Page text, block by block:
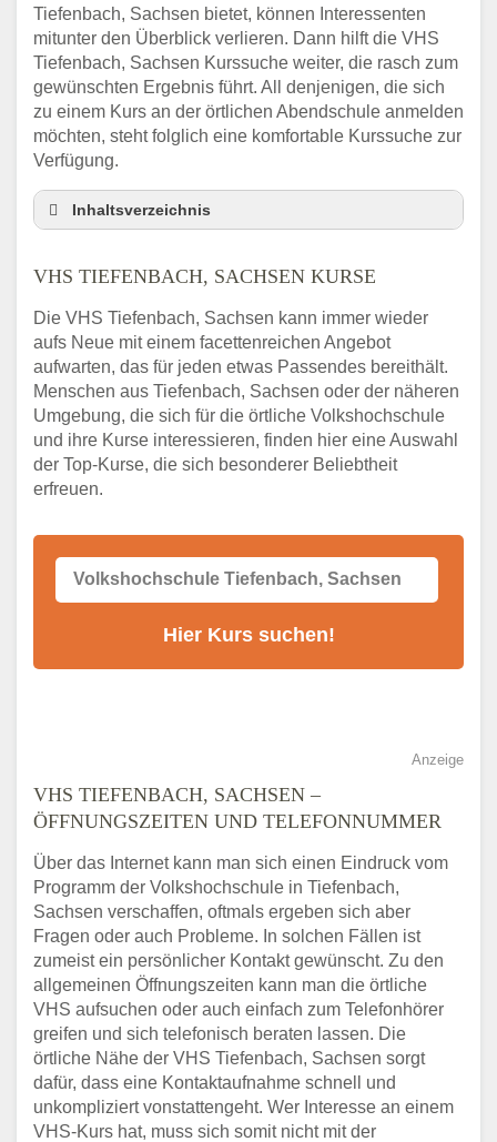
Tiefenbach, Sachsen bietet, können Interessenten
mitunter den Überblick verlieren. Dann hilft die VHS
Tiefenbach, Sachsen Kurssuche weiter, die rasch zum
gewünschten Ergebnis führt. All denjenigen, die sich
zu einem Kurs an der örtlichen Abendschule anmelden
möchten, steht folglich eine komfortable Kurssuche zur
Verfügung.
Inhaltsverzeichnis
und Umgebung
Abendschule Tiefenbach, Sachsen
Kurssuche
VHS Tiefenbach, Sachsen Kurse
VHS Tiefenbach, Sachsen – Öffnungszeiten
und Telefonnummer
Stellenangebote der Volkshochschule
Tiefenbach, Sachsen
VHS-Kurs
Alternativen zum VHS Programm 2026 in
VHS TIEFENBACH, SACHSEN KURSE
Die VHS Tiefenbach, Sachsen kann immer wieder
aufs Neue mit einem facettenreichen Angebot
aufwarten, das für jeden etwas Passendes bereithält.
Menschen aus Tiefenbach, Sachsen oder der näheren
Umgebung, die sich für die örtliche Volkshochschule
und ihre Kurse interessieren, finden hier eine Auswahl
der Top-Kurse, die sich besonderer Beliebtheit
erfreuen.
Anzeige
VHS TIEFENBACH, SACHSEN –
ÖFFNUNGSZEITEN UND TELEFONNUMMER
Über das Internet kann man sich einen Eindruck vom
Programm der Volkshochschule in Tiefenbach,
Sachsen verschaffen, oftmals ergeben sich aber
Fragen oder auch Probleme. In solchen Fällen ist
zumeist ein persönlicher Kontakt gewünscht. Zu den
allgemeinen Öffnungszeiten kann man die örtliche
VHS aufsuchen oder auch einfach zum Telefonhörer
greifen und sich telefonisch beraten lassen. Die
örtliche Nähe der VHS Tiefenbach, Sachsen sorgt
dafür, dass eine Kontaktaufnahme schnell und
unkompliziert vonstattengeht. Wer Interesse an einem
VHS-Kurs hat, muss sich somit nicht mit der